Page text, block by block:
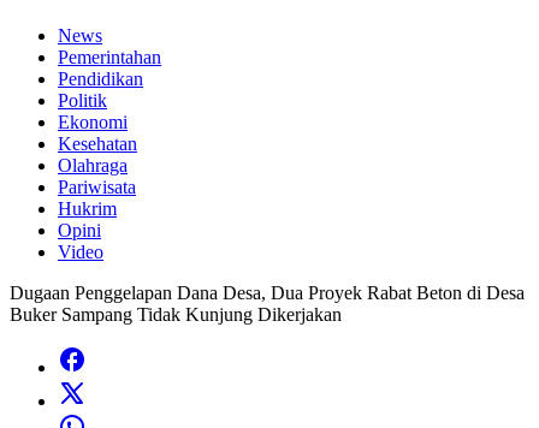
News
Pemerintahan
Pendidikan
Politik
Ekonomi
Kesehatan
Olahraga
Pariwisata
Hukrim
Opini
Video
Dugaan Penggelapan Dana Desa, Dua Proyek Rabat Beton di Desa
Buker Sampang Tidak Kunjung Dikerjakan